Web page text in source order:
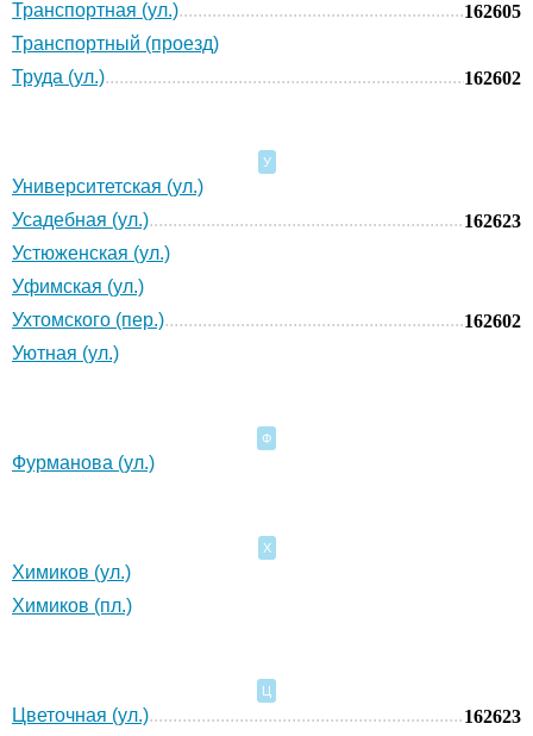
Транспортная (ул.)
162605
Транспортный (проезд)
Труда (ул.)
162602
У
Университетская (ул.)
Усадебная (ул.)
162623
Устюженская (ул.)
Уфимская (ул.)
Ухтомского (пер.)
162602
Уютная (ул.)
Ф
Фурманова (ул.)
Х
Химиков (ул.)
Химиков (пл.)
Цветочная (ул.) 162623